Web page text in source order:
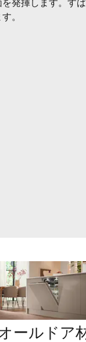
発揮します。す
。
ールドア